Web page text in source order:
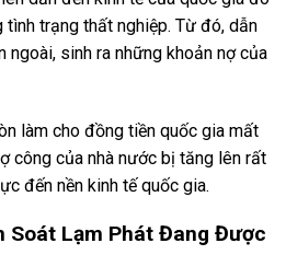
trạng thất nghiệp. Từ đó, dẫn
sinh ra những khoản nợ của
làm cho đồng tiền quốc gia mất
công của nhà nước bị tăng lên rất
đến nền kinh tế quốc gia.
Soát Lạm Phát Đang Được